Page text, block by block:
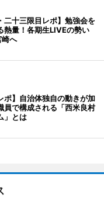
二十三限目レポ】勉強会を
熱量！各期生LIVEの勢い
崎へ
ポ】自治体独自の動きが加
員で構成される「西米良村
」とは